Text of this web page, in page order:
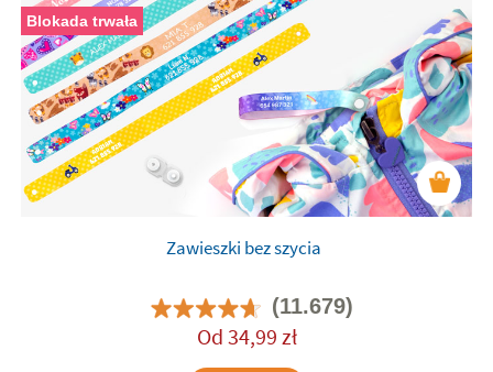
Blokada trwała
Zawieszki bez szycia
(11.679)
Od 34,99 zł